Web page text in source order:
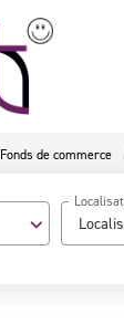
Fonds de commerce